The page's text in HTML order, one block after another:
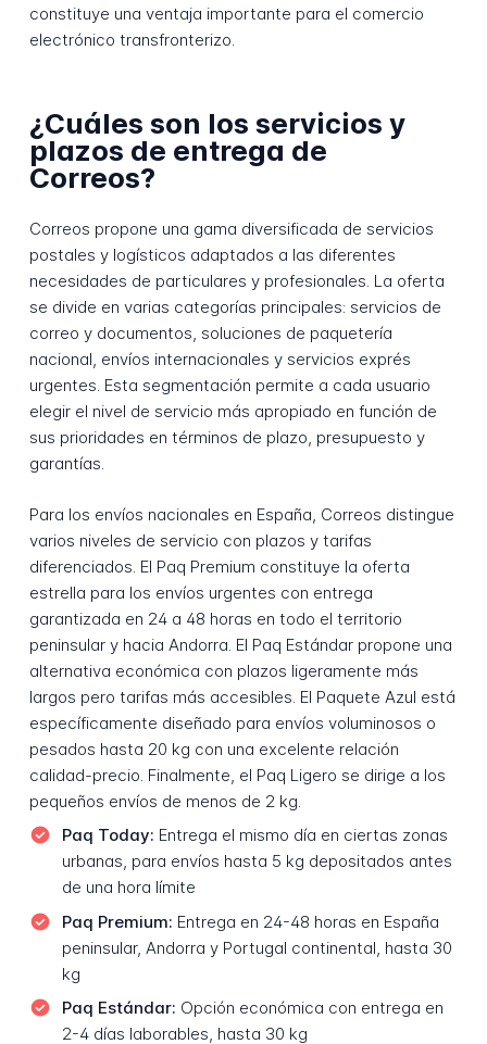
constituye una ventaja importante para el comercio
electrónico transfronterizo.
¿Cuáles son los servicios y
plazos de entrega de
Correos?
Correos propone una gama diversificada de servicios
postales y logísticos adaptados a las diferentes
necesidades de particulares y profesionales. La oferta
se divide en varias categorías principales: servicios de
correo y documentos, soluciones de paquetería
nacional, envíos internacionales y servicios exprés
urgentes. Esta segmentación permite a cada usuario
elegir el nivel de servicio más apropiado en función de
sus prioridades en términos de plazo, presupuesto y
garantías.
Para los envíos nacionales en España, Correos distingue
varios niveles de servicio con plazos y tarifas
diferenciados. El Paq Premium constituye la oferta
estrella para los envíos urgentes con entrega
garantizada en 24 a 48 horas en todo el territorio
peninsular y hacia Andorra. El Paq Estándar propone una
alternativa económica con plazos ligeramente más
largos pero tarifas más accesibles. El Paquete Azul está
específicamente diseñado para envíos voluminosos o
pesados hasta 20 kg con una excelente relación
calidad-precio. Finalmente, el Paq Ligero se dirige a los
pequeños envíos de menos de 2 kg.
Paq Today: Entrega el mismo día en ciertas zonas
urbanas, para envíos hasta 5 kg depositados antes
de una hora límite
Paq Premium: Entrega en 24-48 horas en España
peninsular, Andorra y Portugal continental, hasta 30
kg
Paq Estándar: Opción económica con entrega en
2-4 días laborables, hasta 30 kg